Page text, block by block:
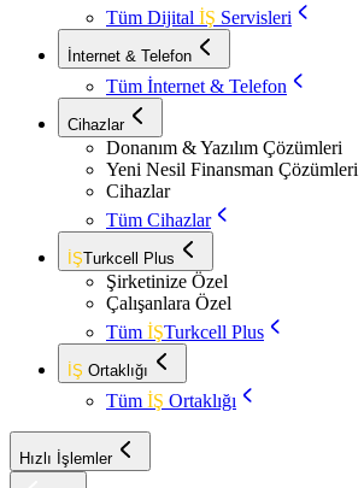
Tüm Dijital İŞ Servisleri
İnternet & Telefon
Tüm İnternet & Telefon
Cihazlar
Donanım & Yazılım Çözümleri
Yeni Nesil Finansman Çözümleri
Cihazlar
Tüm Cihazlar
İŞTurkcell Plus
Şirketinize Özel
Çalışanlara Özel
Tüm İŞTurkcell Plus
İŞ Ortaklığı
Tüm İŞ Ortaklığı
Hızlı İşlemler